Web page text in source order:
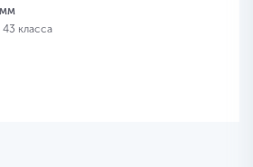
мм
класса